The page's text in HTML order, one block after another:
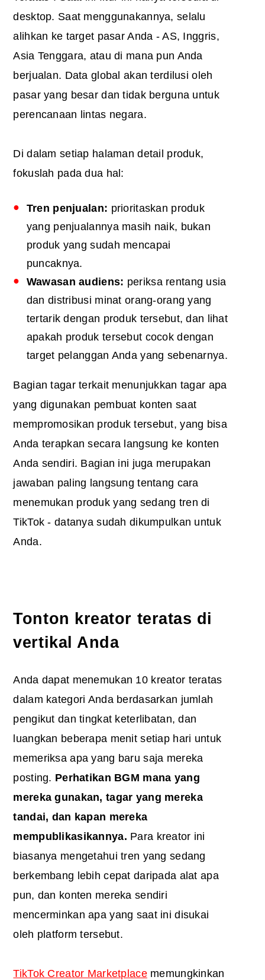
desktop. Saat menggunakannya, selalu
alihkan ke target pasar Anda - AS, Inggris,
Asia Tenggara, atau di mana pun Anda
berjualan. Data global akan terdilusi oleh
pasar yang besar dan tidak berguna untuk
perencanaan lintas negara.
Di dalam setiap halaman detail produk,
fokuslah pada dua hal:
Tren penjualan: prioritaskan produk
yang penjualannya masih naik, bukan
produk yang sudah mencapai
puncaknya.
Wawasan audiens: periksa rentang usia
dan distribusi minat orang-orang yang
tertarik dengan produk tersebut, dan lihat
apakah produk tersebut cocok dengan
target pelanggan Anda yang sebenarnya.
Bagian tagar terkait menunjukkan tagar apa
yang digunakan pembuat konten saat
mempromosikan produk tersebut, yang bisa
Anda terapkan secara langsung ke konten
Anda sendiri. Bagian ini juga merupakan
jawaban paling langsung tentang cara
menemukan produk yang sedang tren di
TikTok - datanya sudah dikumpulkan untuk
Anda.
Tonton kreator teratas di
vertikal Anda
Anda dapat menemukan 10 kreator teratas
dalam kategori Anda berdasarkan jumlah
pengikut dan tingkat keterlibatan, dan
luangkan beberapa menit setiap hari untuk
memeriksa apa yang baru saja mereka
posting. Perhatikan BGM mana yang
mereka gunakan, tagar yang mereka
tandai, dan kapan mereka
mempublikasikannya. Para kreator ini
biasanya mengetahui tren yang sedang
berkembang lebih cepat daripada alat apa
pun, dan konten mereka sendiri
mencerminkan apa yang saat ini disukai
oleh platform tersebut.
TikTok Creator Marketplacememungkinkan